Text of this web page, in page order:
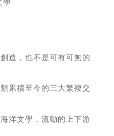
造，也不是可有可無的
累積至今的三大繁複交
洋文學，流動的上下游